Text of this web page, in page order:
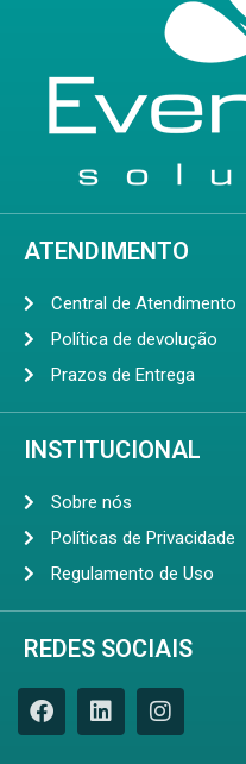
ATENDIMENTO
Central de Atendimento
Política de devolução
Prazos de Entrega
INSTITUCIONAL
Sobre nós
Políticas de Privacidade
Regulamento de Uso
REDES SOCIAIS